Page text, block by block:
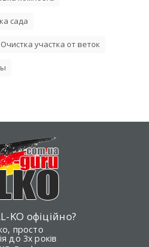
сада
Очистка участка от веток
KO офіційно?
просто
до 3х років